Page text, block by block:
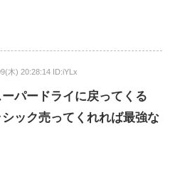
木) 20:28:14 ID:iYLx
パードライに戻ってくる
ック売ってくれれば最強な